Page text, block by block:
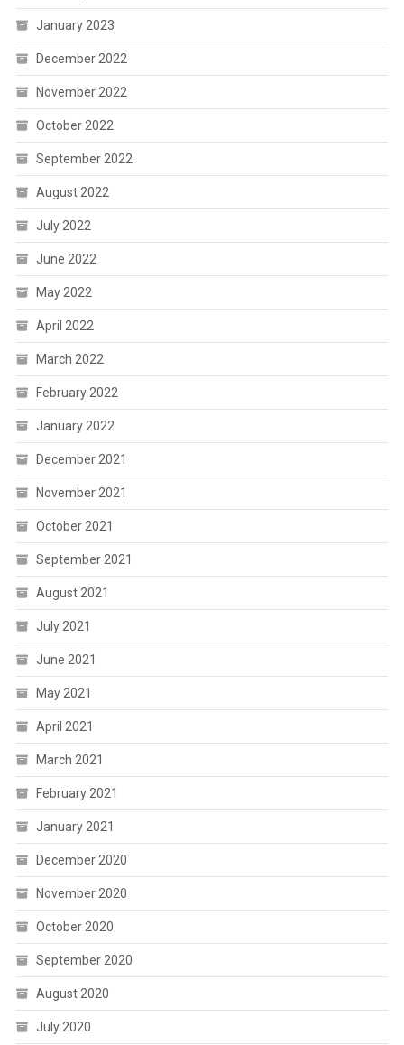
January 2023
December 2022
November 2022
October 2022
September 2022
August 2022
July 2022
June 2022
May 2022
April 2022
March 2022
February 2022
January 2022
December 2021
November 2021
October 2021
September 2021
August 2021
July 2021
June 2021
May 2021
April 2021
March 2021
February 2021
January 2021
December 2020
November 2020
October 2020
September 2020
August 2020
July 2020